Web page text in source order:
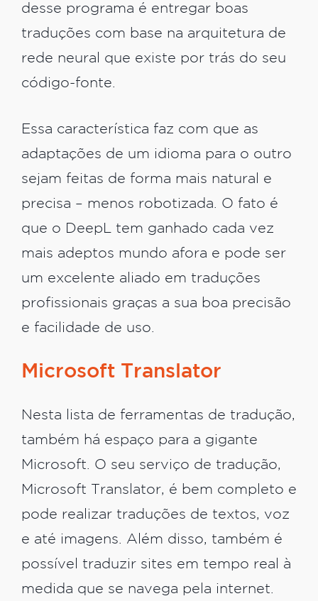
desse programa é entregar boas
traduções com base na arquitetura de
rede neural que existe por trás do seu
código-fonte.
Essa característica faz com que as
adaptações de um idioma para o outro
sejam feitas de forma mais natural e
precisa – menos robotizada. O fato é
que o DeepL tem ganhado cada vez
mais adeptos mundo afora e pode ser
um excelente aliado em traduções
profissionais graças a sua boa precisão
e facilidade de uso.
Microsoft Translator
Nesta lista de ferramentas de tradução,
também há espaço para a gigante
Microsoft. O seu serviço de tradução,
Microsoft Translator, é bem completo e
pode realizar traduções de textos, voz
e até imagens. Além disso, também é
possível traduzir sites em tempo real à
medida que se navega pela internet.